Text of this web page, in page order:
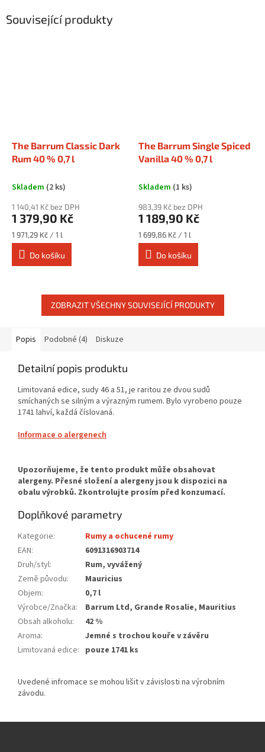
Související produkty
The Barrum Classic Dark
Rum 40 % 0,7 l
Skladem (2 ks)
1 140,41 Kč bez DPH
1 379,90 Kč
Měrná
cena:
1 971,29 Kč / 1 l
Do košíku
The Barrum Single Spiced
Vanilla 40 % 0,7 l
Skladem (1 ks)
983,39 Kč bez DPH
1 189,90 Kč
Měrná
cena:
1 699,86 Kč / 1 l
Do košíku
ZOBRAZIT VŠECHNY SOUVISEJÍCÍ PRODUKTY
Popis Podobné (4) Diskuze
Detailní popis produktu
Limitovaná edice, sudy 46 a 51, je raritou ze dvou sudů
smíchaných se silným a výrazným rumem. Bylo vyrobeno pouze
1741 lahví, každá číslovaná.
Informace o alergenech
Doplňkové parametry
Kategorie:
Rumy a ochucené rumy
EAN:
6091316903714
Druh/styl:
Rum, vyvážený
Země původu:
Mauricius
Objem:
0,7 l
Výrobce/Značka:
Barrum Ltd, Grande Rosalie, Mauritius
Obsah alkoholu:
42 %
Aroma:
Jemné s trochou kouře v závěru
Limitovaná edice: pouze 1741 ks